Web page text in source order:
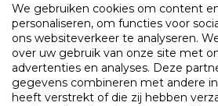
Cley Veren
We gebruiken cookies om content
personaliseren, om functies voor
ons websiteverkeer te analyseren.
over uw gebruik van onze site met
advertenties en analyses. Deze
gegevens combineren met andere
heeft verstrekt of die zij hebben